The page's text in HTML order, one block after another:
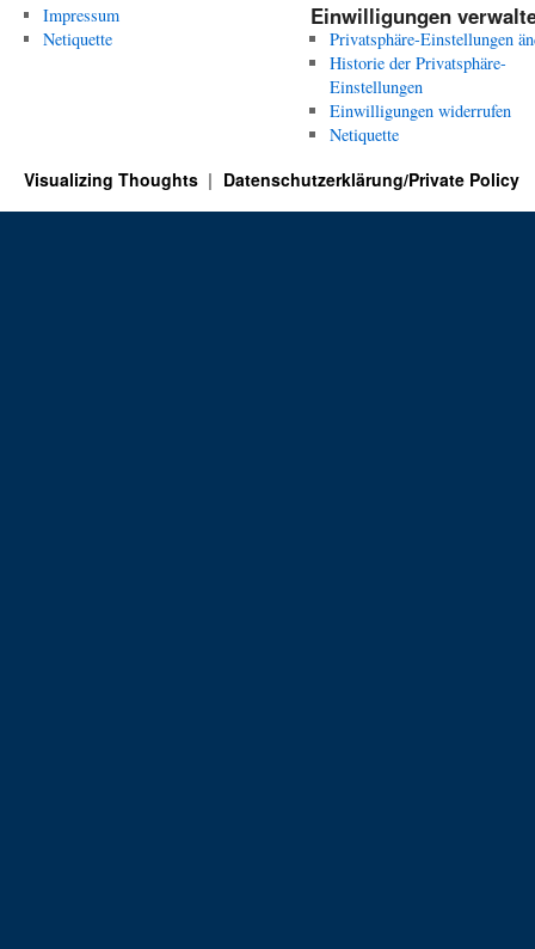
Impressum
Netiquette
Einwilligungen
Privatsphäre-Einstellungen
Historie der Privatsphäre-
Einstellungen
Einwilligungen widerrufen
Netiquette
Visualizing Thoughts Datenschutzerklärung/Private Policy